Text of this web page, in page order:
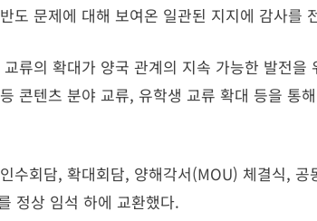
도 문제에 대해 보여온 일관된 지지에 감사를
교류의 확대가 양국 관계의 지속 가능한 발전
콘텐츠 분야 교류, 유학생 교류 확대 등을 통
수회담, 확대회담, 양해각서(MOU) 체결식,
정상 임석 하에 교환했다.